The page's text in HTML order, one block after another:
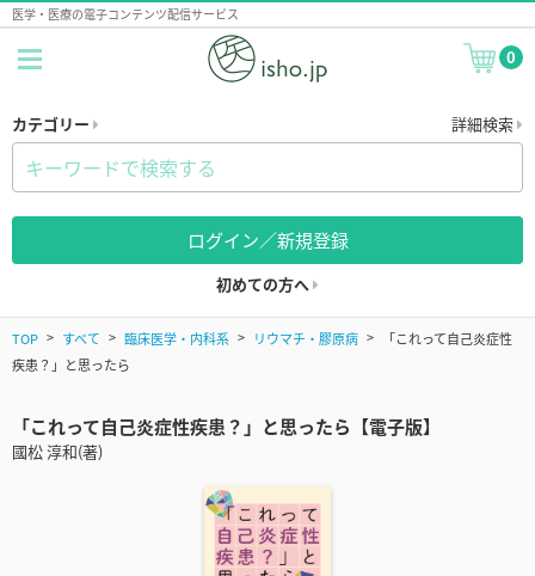
医学・医療の電子コンテンツ配信サービス
0
カテゴリー 詳細検索
ログイン／新規登録
初めての方へ
TOP すべて 臨床医学・内科系 リウマチ・膠原病
「これって自己炎症性
疾患？」と思ったら
「これって自己炎症性疾患？」と思ったら【電子版】
國松 淳和(著)